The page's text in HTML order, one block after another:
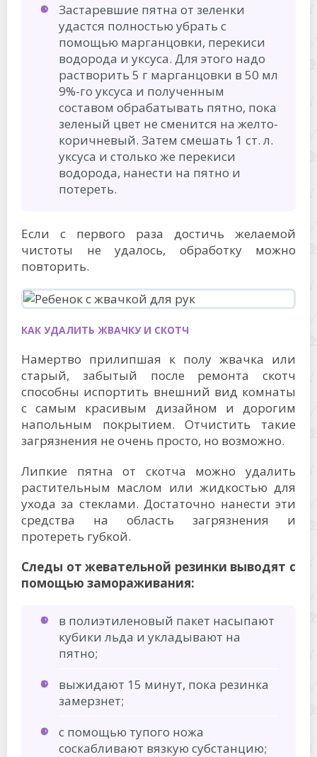
Застаревшие пятна от зеленки
удастся полностью убрать с
помощью марганцовки, перекиси
водорода и уксуса. Для этого надо
растворить 5 г марганцовки в 50 мл
9%-го уксуса и полученным
составом обрабатывать пятно, пока
зеленый цвет не сменится на желто-
коричневый. Затем смешать 1 ст. л.
уксуса и столько же перекиси
водорода, нанести на пятно и
потереть.
Если с первого раза достичь желаемой
чистоты не удалось, обработку можно
повторить.
КАК УДАЛИТЬ ЖВАЧКУ И СКОТЧ
Намертво прилипшая к полу жвачка или
старый, забытый после ремонта скотч
способны испортить внешний вид комнаты
с самым красивым дизайном и дорогим
напольным покрытием. Отчистить такие
загрязнения не очень просто, но возможно.
Липкие пятна от скотча можно удалить
растительным маслом или жидкостью для
ухода за стеклами. Достаточно нанести эти
средства на область загрязнения и
протереть губкой.
Следы от жевательной резинки выводят с
помощью замораживания:
в полиэтиленовый пакет насыпают
кубики льда и укладывают на
пятно;
выжидают 15 минут, пока резинка
замерзнет;
с помощью тупого ножа
соскабливают вязкую субстанцию;